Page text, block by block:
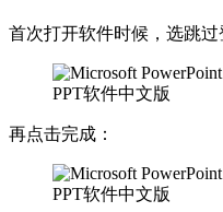
首次打开软件时候，选跳过
再点击完成：